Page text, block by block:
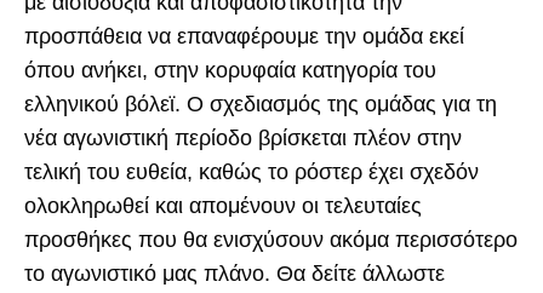
προσπάθεια να επαναφέρουμε την ομάδα εκεί
όπου ανήκει, στην κορυφαία κατηγορία του
ελληνικού βόλεϊ. Ο σχεδιασμός της ομάδας για τη
νέα αγωνιστική περίοδο βρίσκεται πλέον στην
τελική του ευθεία, καθώς το ρόστερ έχει σχεδόν
ολοκληρωθεί και απομένουν οι τελευταίες
προσθήκες που θα ενισχύσουν ακόμα περισσότερο
το αγωνιστικό μας πλάνο. Θα δείτε άλλωστε